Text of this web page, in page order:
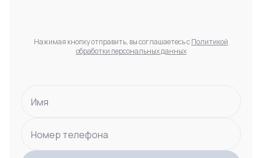
Нажимая кнопку отправить, вы соглашаетесь сПолитикой
обработки персональных данных
Имя
Номер телефона